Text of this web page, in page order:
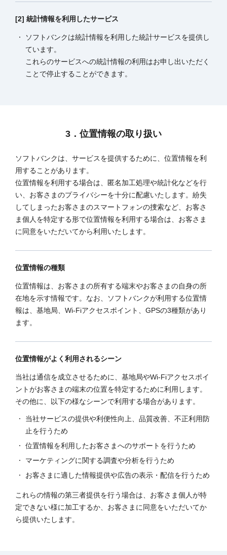
[2] 統計情報を利用したサービス
ソフトバンクは統計情報を利用した統計サービスを提供し
ています。
これらのサービスへの統計情報の利用はお申し出いただく
ことで停止することができます。
3．位置情報の取り扱い
ソフトバンクは、サービスを提供するために、位置情報を利
用することがあります。
位置情報を利用する場合は、匿名加工処理や統計化などを行
い、お客さまのプライバシーを十分に配慮いたします。紛失
してしまったお客さまのスマートフォンの捜索など、お客さ
ま個人を特定する形で位置情報を利用する場合は、お客さま
に同意をいただいてから利用いたします。
位置情報の種類
位置情報は、お客さまの所有する端末やお客さまの自身の所
在地を示す情報です。なお、ソフトバンクが利用する位置情
報は、基地局、Wi-Fiアクセスポイント、GPSの3種類があり
ます。
位置情報がよく利用されるシーン
当社は通信を成立させるために、基地局やWi-Fiアクセスポイ
ントがお客さまの端末の位置を特定するために利用します。
その他に、以下の様なシーンで利用する場合があります。
当社サービスの提供や利便性向上、品質改善、不正利用防
止を行うため
位置情報を利用したお客さまへのサポートを行うため
マーケティングに関する調査や分析を行うため
お客さまに適した情報提供や広告の表示・配信を行うため
これらの情報の第三者提供を行う場合は、お客さま個人が特
定できない様に加工するか、お客さまに同意をいただいてか
ら提供いたします。